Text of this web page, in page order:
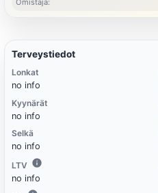
Omistaja:
Terveystiedot
Lonkat
no info
Kyynärät
no info
Selkä
no info
LTV
no info